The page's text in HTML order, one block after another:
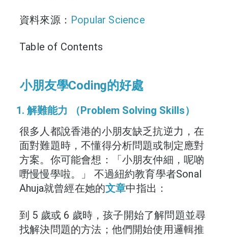
資料來源： Popular Science
Table of Contents
小朋友學Coding的好處
1. 解難能力 （Problem Solving Skills）
很多人都說香港的小朋友缺乏抗逆力，在
面對難題時，不懂得分析問題或制定應對
方案。你可能會想：「小朋友仲細，呢啲
嘢慢慢學啦。」 不過紐約教育學者Sonal
Ahuja就曾經在她的文章中指出：
到 5 歲或 6 歲時，孩子開始了解問題並尋
找解決問題的方法； 他們開始使用邏輯推